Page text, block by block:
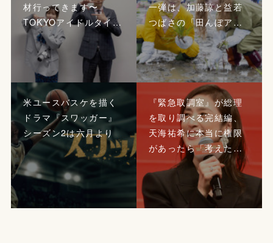
材行ってきます〜
TOKYOアイドルタイ…
一弾は、加藤諒と益若
つばさの「田んぼア…
米ユースバスケを描く
ドラマ『スワッガー』
シーズン2は六月より
『緊急取調室』が総理
を取り調べる完結編、
天海祐希に本当に権限
があったら「考えた…